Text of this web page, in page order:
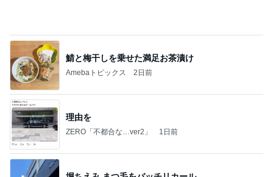
鯖と梅干しを乗せた満足お茶漬け
Amebaトピックス 2日前
理由を
ZERO「不都合な…ver2」 1日前
堀ちえみ まつ毛をバッチリカール